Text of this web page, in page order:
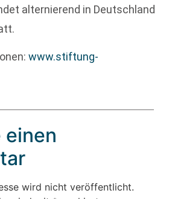
alternierend in Deutschland
www.stiftung-
einen
wird nicht veröffentlicht.